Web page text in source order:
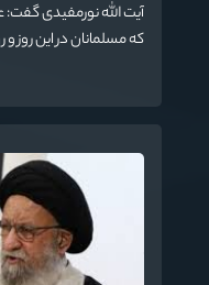
آیت الله نورمفیدی
که مسلمانان در این روز و